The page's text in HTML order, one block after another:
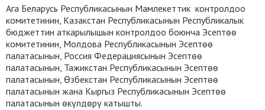
Ага Беларусь Республикасынын Мамлекеттик контролдоо
комитетинин, Казакстан Республикасынын Республикалык
бюджеттин аткарылышын контролдоо боюнча Эсептөө
комитетинин, Молдова Республикасынын Эсептөө
палатасынын, Россия Федерациясынын Эсептөө
палатасынын, Тажикстан Республикасынын Эсептөө
палатасынын, Өзбекстан Республикасынын Эсептөө
палатасынын жана Кыргыз Республикасынын Эсептөө
палатасынын өкүлдөрү катышты.